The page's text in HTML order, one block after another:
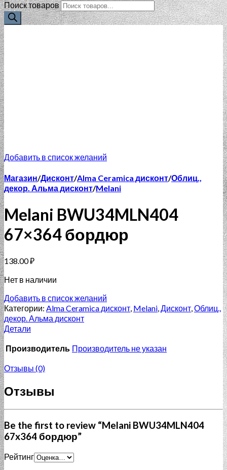
Поиск товаров
Добавить в список желаний
Магазин/Дисконт/Alma Ceramica дисконт/Облиц.,
декор. Альма дисконт/Melani
Melani BWU34MLN404
67×364 бордюр
138.00₽
Нет в наличии
Добавить в список желаний
Категории: Alma Ceramica дисконт, Melani,Дисконт,Облиц.,
декор. Альма дисконт
Детали
Производитель Производитель не указан
Отзывы (0)
Отзывы
Be the first to review “Melani BWU34MLN404
67x364 бордюр”
Рейтинг